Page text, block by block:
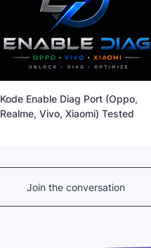
Kode Enable Diag Port (Oppo,
Realme, Vivo, Xiaomi) Tested
Join the conversation